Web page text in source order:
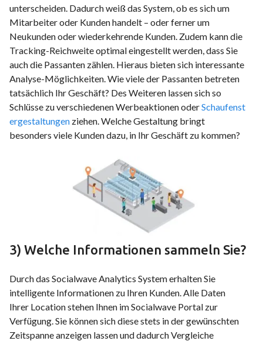
unterscheiden. Dadurch weiß das System, ob es sich um
Mitarbeiter oder Kunden handelt – oder ferner um
Neukunden oder wiederkehrende Kunden. Zudem kann die
Tracking-Reichweite optimal eingestellt werden, dass Sie
auch die Passanten zählen. Hieraus bieten sich interessante
Analyse-Möglichkeiten. Wie viele der Passanten betreten
tatsächlich Ihr Geschäft? Des Weiteren lassen sich so
Schlüsse zu verschiedenen Werbeaktionen oderSchaufenst
ergestaltungen ziehen. Welche Gestaltung bringt
besonders viele Kunden dazu, in Ihr Geschäft zu kommen?
3) Welche Informationen sammeln Sie?
Durch das Socialwave Analytics System erhalten Sie
intelligente Informationen zu Ihren Kunden. Alle Daten
Ihrer Location stehen Ihnen im Socialwave Portal zur
Verfügung. Sie können sich diese stets in der gewünschten
Zeitspanne anzeigen lassen und dadurch Vergleiche